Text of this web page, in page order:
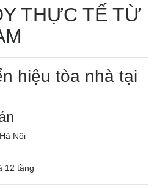
THỰC TẾ TỪ
hiệu tòa nhà tại
Nội
12 tầng